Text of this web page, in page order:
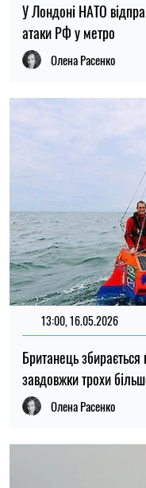
У Лондоні НАТО
атаки РФ у метро
Олена Расенко
13:00, 16.05.2026
Британець збирається
завдовжки трохи
Олена Расенко